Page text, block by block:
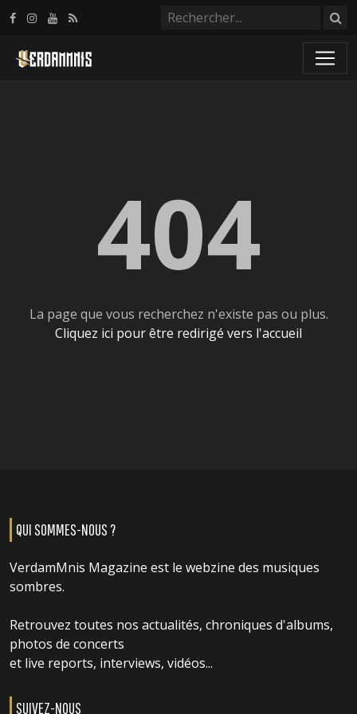
404
La page que vous recherchez n'existe pas ou plus.
Cliquez ici pour être redirigé vers l'accueil
QUI SOMMES-NOUS ?
VerdamMnis Magazine est le webzine des musiques
sombres.
Retrouvez toutes nos actualités, chroniques d'albums,
photos de concerts
et live reports, interviews, vidéos...
SUIVEZ-NOUS
Panneau de gestion des cookies